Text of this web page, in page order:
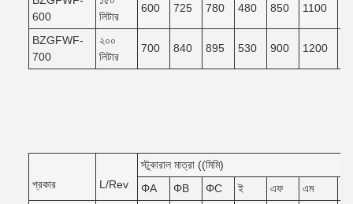
600
লিটার
600 725 780 480 850 1100
BZGFWF-
700
২০০
লিটার
700 840 895 530 900 1200
প্রকার L/Rev
স্টুকারাল মাত্রা ((মিমি)
ΦA
ΦB ΦC ই এফ এম